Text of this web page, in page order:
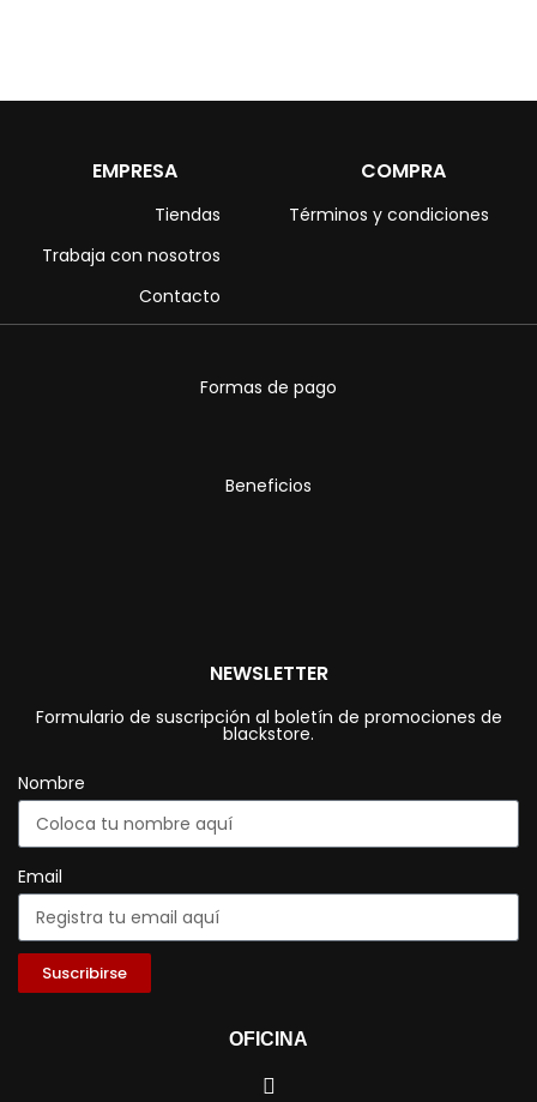
EMPRESA
Tiendas
Trabaja con nosotros
Contacto
COMPRA
Términos y condiciones
Formas de pago
Beneficios
NEWSLETTER
Formulario de suscripción al boletín de promociones de
blackstore.
Nombre
Email
Suscribirse
OFICINA